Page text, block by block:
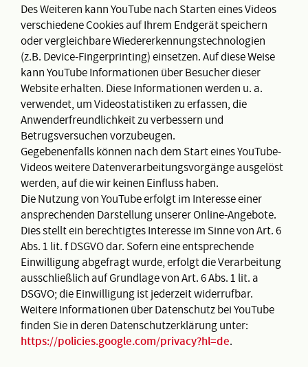
Des Weiteren kann YouTube nach Starten eines Videos
verschiedene Cookies auf Ihrem Endgerät speichern
oder vergleichbare Wiedererkennungstechnologien
(z.B. Device-Fingerprinting) einsetzen. Auf diese Weise
kann YouTube Informationen über Besucher dieser
Website erhalten. Diese Informationen werden u. a.
verwendet, um Videostatistiken zu erfassen, die
Anwenderfreundlichkeit zu verbessern und
Betrugsversuchen vorzubeugen.
Gegebenenfalls können nach dem Start eines YouTube-
Videos weitere Datenverarbeitungsvorgänge ausgelöst
werden, auf die wir keinen Einfluss haben.
Die Nutzung von YouTube erfolgt im Interesse einer
ansprechenden Darstellung unserer Online-Angebote.
Dies stellt ein berechtigtes Interesse im Sinne von Art. 6
Abs. 1 lit. f DSGVO dar. Sofern eine entsprechende
Einwilligung abgefragt wurde, erfolgt die Verarbeitung
ausschließlich auf Grundlage von Art. 6 Abs. 1 lit. a
DSGVO; die Einwilligung ist jederzeit widerrufbar.
Weitere Informationen über Datenschutz bei YouTube
finden Sie in deren Datenschutzerklärung unter:
https://policies.google.com/privacy?hl=de.